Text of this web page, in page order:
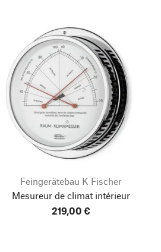
Feingerätebau K Fischer
Mesureur de climat intérieur
219,00 €